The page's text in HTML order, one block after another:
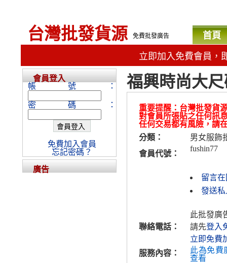
台灣批發貨源 免費批發廣告 首頁
立即加入免費會員，
福興時尚大
重要提醒：台灣批發貨
對會員所張貼之任何訊
任何交易都有風險，請
分類：
男女服飾
會員代號：
fushin77
留言
發送私
聯絡電話：
此批發廣
請先登入
立即免費
服務內容：
此為免費
查看
會員登入
帳號：
密碼：
免費加入會員
忘記密碼？
廣告